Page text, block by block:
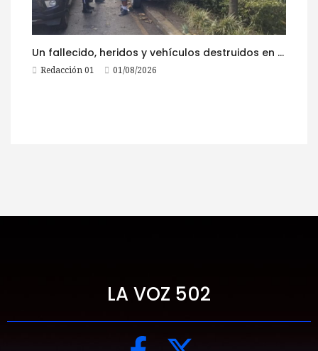
Un fallecido, heridos y vehículos destruidos en accidentes registrados este 1 de agosto
Redacción 01 01/08/2026
LA VOZ 502